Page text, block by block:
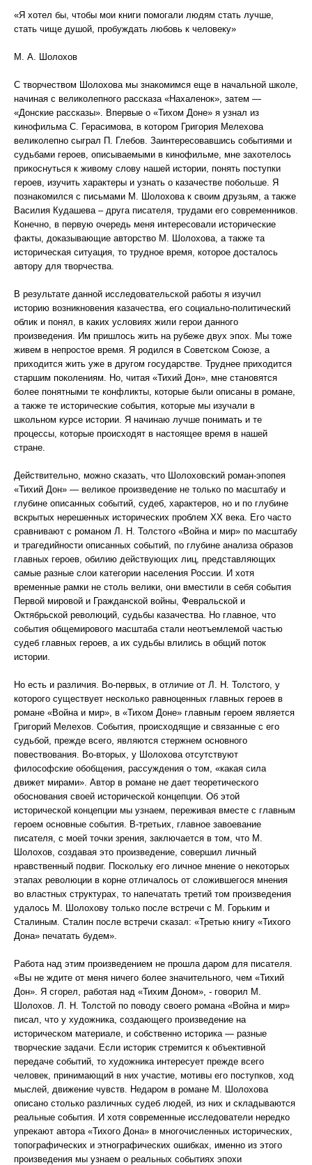
«Я хотел бы, чтобы мои книги помогали людям стать лучше,
стать чище душой, пробуждать любовь к человеку»
М. А. Шолохов
С творчеством Шолохова мы знакомимся еще в начальной школе,
начиная с великолепного рассказа «Нахаленок», затем —
«Донские рассказы». Впервые о «Тихом Доне» я узнал из
кинофильма С. Герасимова, в котором Григория Мелехова
великолепно сыграл П. Глебов. Заинтересовавшись событиями и
судьбами героев, описываемыми в кинофильме, мне захотелось
прикоснуться к живому слову нашей истории, понять поступки
героев, изучить характеры и узнать о казачестве побольше. Я
познакомился с письмами М. Шолохова к своим друзьям, а также
Василия Кудашева – друга писателя, трудами его современников.
Конечно, в первую очередь меня интересовали исторические
факты, доказывающие авторство М. Шолохова, а также та
историческая ситуация, то трудное время, которое досталось
автору для творчества.
В результате данной исследовательской работы я изучил
историю возникновения казачества, его социально-политический
облик и понял, в каких условиях жили герои данного
произведения. Им пришлось жить на рубеже двух эпох. Мы тоже
живем в непростое время. Я родился в Советском Союзе, а
приходится жить уже в другом государстве. Труднее приходится
старшим поколениям. Но, читая «Тихий Дон», мне становятся
более понятными те конфликты, которые были описаны в романе,
а также те исторические события, которые мы изучали в
школьном курсе истории. Я начинаю лучше понимать и те
процессы, которые происходят в настоящее время в нашей
стране.
Действительно, можно сказать, что Шолоховский роман-эпопея
«Тихий Дон» — великое произведение не только по масштабу и
глубине описанных событий, судеб, характеров, но и по глубине
вскрытых нерешенных исторических проблем XX века. Его часто
сравнивают с романом Л. Н. Толстого «Война и мир» по масштабу
и трагедийности описанных событий, по глубине анализа образов
главных героев, обилию действующих лиц, представляющих
самые разные слои категории населения России. И хотя
временные рамки не столь велики, они вместили в себя события
Первой мировой и Гражданской войны, Февральской и
Октябрьской революций, судьбы казачества. Но главное, что
события общемирового масштаба стали неотъемлемой частью
судеб главных героев, а их судьбы влились в общий поток
истории.
Но есть и различия. Во-первых, в отличие от Л. Н. Толстого, у
которого существует несколько равноценных главных героев в
романе «Война и мир», в «Тихом Доне» главным героем является
Григорий Мелехов. События, происходящие и связанные с его
судьбой, прежде всего, являются стержнем основного
повествования. Во-вторых, у Шолохова отсутствуют
философские обобщения, рассуждения о том, «какая сила
движет мирами». Автор в романе не дает теоретического
обоснования своей исторической концепции. Об этой
исторической концепции мы узнаем, переживая вместе с главным
героем основные события. В-третьих, главное завоевание
писателя, с моей точки зрения, заключается в том, что М.
Шолохов, создавая это произведение, совершил личный
нравственный подвиг. Поскольку его личное мнение о некоторых
этапах революции в корне отличалось от сложившегося мнения
во властных структурах, то напечатать третий том произведения
удалось М. Шолохову только после встречи с М. Горьким и
Сталиным. Сталин после встречи сказал: «Третью книгу «Тихого
Дона» печатать будем».
Работа над этим произведением не прошла даром для писателя.
«Вы не ждите от меня ничего более значительного, чем «Тихий
Дон». Я сгорел, работая над «Тихим Доном», - говорил М.
Шолохов. Л. Н. Толстой по поводу своего романа «Война и мир»
писал, что у художника, создающего произведение на
историческом материале, и собственно историка — разные
творческие задачи. Если историк стремится к объективной
передаче событий, то художника интересует прежде всего
человек, принимающий в них участие, мотивы его поступков, ход
мыслей, движение чувств. Недаром в романе М. Шолохова
описано столько различных судеб людей, из них и складываются
реальные события. И хотя современные исследователи нередко
упрекают автора «Тихого Дона» в многочисленных исторических,
топографических и этнографических ошибках, именно из этого
произведения мы узнаем о реальных событиях эпохи